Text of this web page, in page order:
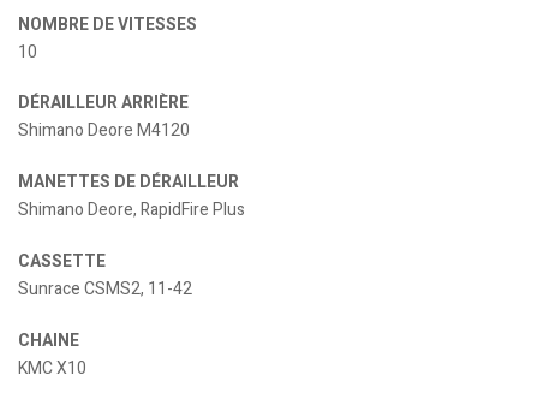
NOMBRE DE VITESSES
10
DÉRAILLEUR ARRIÈRE
Shimano Deore M4120
MANETTES DE DÉRAILLEUR
Shimano Deore, RapidFire Plus
CASSETTE
Sunrace CSMS2, 11-42
CHAINE
KMC X10